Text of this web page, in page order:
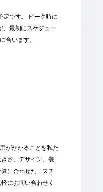
定です。 ピーク時に
、最初にスケジュー
合います。
がかかることを私た
さ、デザイン、装
に合わせたコスチ
にお問い合わせく